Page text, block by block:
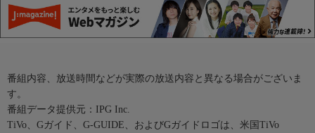
番組内容、放送時間などが実際の放送内容と異なる場合がございま
す。
番組データ提供元：IPG Inc.
TiVo、Gガイド、G-GUIDE、およびGガイドロゴは、米国TiVo